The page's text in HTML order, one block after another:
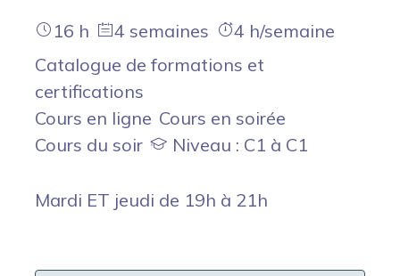
16 h 4 semaines
4 h/semaine
Catalogue de formations et
certifications
Cours en ligne Cours en soirée
Cours du soir
Niveau : C1 à C1
Mardi ET jeudi de 19h à 21h